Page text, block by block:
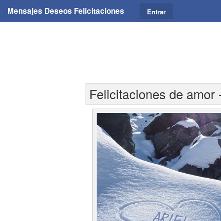
Mensajes Deseos Felicitaciones Entrar
Felicitaciones de